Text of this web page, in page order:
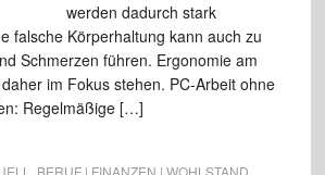
werden dadurch stark
falsche Körperhaltung kann auch zu
Schmerzen führen. Ergonomie am
im Fokus stehen. PC-Arbeit ohne
Regelmäßige […]
BERUF | FINANZEN | WOHLSTAND